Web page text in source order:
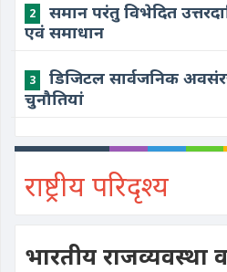
2
समान परंतु विभेदित
एवं समाधान
3
डिजिटल सार्वजनिक
चुनौतियां
राष्ट्रीय परिदृश्य
भारतीय राजव्यवस्था